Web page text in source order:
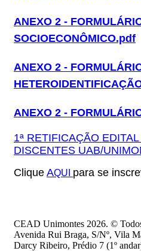
ANEXO 2 -
SOCIOECONÔMICO.pdf
ANEXO 2 -
ANEXO 2 -
1ª RETIFICAÇÃO
DISCENTES UAB/
Clique AQUI para se
CEAD Unimontes 2026. ©
Avenida Rui Braga, S/Nº, Vila
Darcy Ribeiro, Prédio 7 (1º